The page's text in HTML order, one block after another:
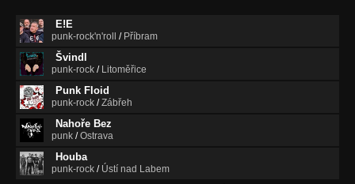
E!E
punk-rock'n'roll / Příbram
Švindl
punk-rock / Litoměřice
Punk Floid
punk-rock /Zábřeh
Nahoře Bez
punk /Ostrava
Houba
punk-rock / Ústí nad Labem